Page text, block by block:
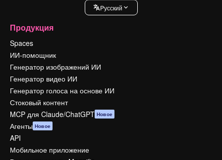
Pусский
Продукция
Spaces
ИИ-помощник
Генератор изображений ИИ
Генератор видео ИИ
Генератор голоса на основе ИИ
Стоковый контент
MCP для Claude/ChatGPT Новое
Агенты Новое
API
Мобильное приложение